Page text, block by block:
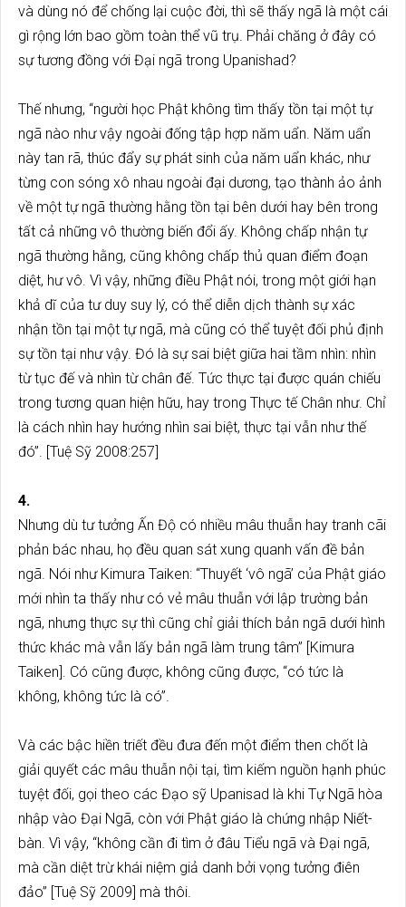
và dùng nó để chống lại cuộc đời, thì sẽ thấy ngã là một cái
gì rộng lớn bao gồm toàn thể vũ trụ. Phải chăng ở đây có
sự tương đồng với Đại ngã trong Upanishad?
Thế nhưng, “người học Phật không tìm thấy tồn tại một tự
ngã nào như vậy ngoài đống tập hợp năm uẩn. Năm uẩn
này tan rã, thúc đẩy sự phát sinh của năm uẩn khác, như
từng con sóng xô nhau ngoài đại dương, tạo thành ảo ảnh
về một tự ngã thường hằng tồn tại bên dưới hay bên trong
tất cả những vô thường biến đổi ấy. Không chấp nhận tự
ngã thường hằng, cũng không chấp thủ quan điểm đoạn
diệt, hư vô. Vì vậy, những điều Phật nói, trong một giới hạn
khả dĩ của tư duy suy lý, có thể diễn dịch thành sự xác
nhận tồn tại một tự ngã, mà cũng có thể tuyệt đối phủ định
sự tồn tại như vậy. Đó là sự sai biệt giữa hai tầm nhìn: nhìn
từ tục đế và nhìn từ chân đế. Tức thực tại được quán chiếu
trong tương quan hiện hữu, hay trong Thực tế Chân như. Chỉ
là cách nhìn hay hướng nhìn sai biệt, thực tại vẫn như thế
đó”. [Tuệ Sỹ 2008:257]
4.
Nhưng dù tư tưởng Ấn Độ có nhiều mâu thuẫn hay tranh cãi
phản bác nhau, họ đều quan sát xung quanh vấn đề bản
ngã. Nói như Kimura Taiken: “Thuyết ‘vô ngã’ của Phật giáo
mới nhìn ta thấy như có vẻ mâu thuẫn với lập trường bản
ngã, nhưng thực sự thì cũng chỉ giải thích bản ngã dưới hình
thức khác mà vẫn lấy bản ngã làm trung tâm” [Kimura
Taiken]. Có cũng được, không cũng được, “có tức là
không, không tức là có”.
Và các bậc hiền triết đều đưa đến một điểm then chốt là
giải quyết các mâu thuẫn nội tại, tìm kiếm nguồn hạnh phúc
tuyệt đối, gọi theo các Đạo sỹ Upanisad là khi Tự Ngã hòa
nhập vào Đại Ngã, còn với Phật giáo là chứng nhập Niết-
bàn. Vì vậy, “không cần đi tìm ở đâu Tiểu ngã và Đại ngã,
mà cần diệt trừ khái niệm giả danh bởi vọng tưởng điên
đảo” [Tuệ Sỹ 2009] mà thôi.